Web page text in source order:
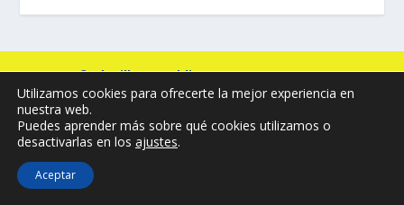
© -by illescasaldia-Team - 2013 - 2025
Política de privacidad
Política de cookies
Más información sobre las cookies
Utilizamos cookies para ofrecerte la mejor experiencia en
nuestra web.
Puedes aprender más sobre qué cookies utilizamos o
desactivarlas en los ajustes.
Aceptar